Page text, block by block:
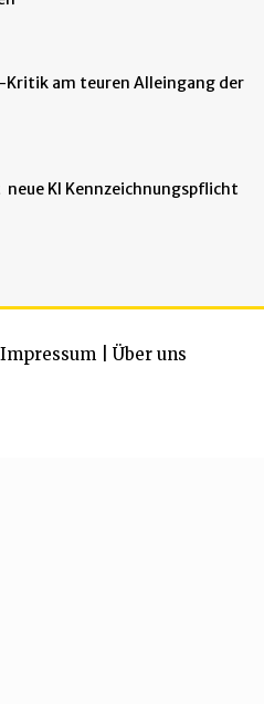
Kritik am teuren Alleingang der
KI Kennzeichnungspflicht
Impressum Über uns